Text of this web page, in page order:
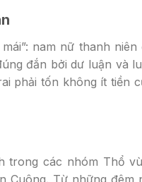
nam nữ thanh
đắn bởi dư luận và
phải tốn không ít tiền
trong các nhóm Thổ
Cuông. Từ những